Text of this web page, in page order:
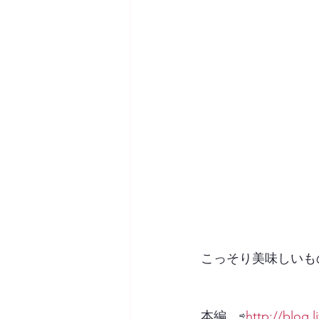
こっそり美味しい